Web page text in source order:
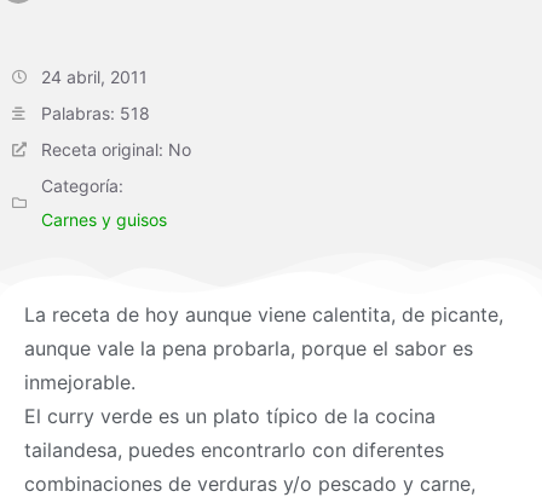
24 abril, 2011
Palabras: 518
Receta original: No
Categoría:
Carnes y guisos
La receta de hoy aunque viene calentita, de picante,
aunque vale la pena probarla, porque el sabor es
inmejorable.
El curry verde es un plato típico de la cocina
tailandesa, puedes encontrarlo con diferentes
combinaciones de verduras y/o pescado y carne,